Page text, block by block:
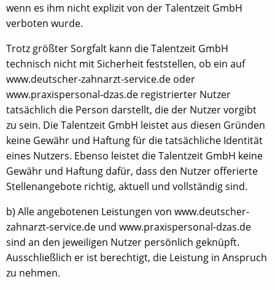
wenn es ihm nicht explizit von der Talentzeit GmbH
verboten wurde.
Trotz größter Sorgfalt kann die Talentzeit GmbH
technisch nicht mit Sicherheit feststellen, ob ein auf
www.deutscher-zahnarzt-service.de oder
www.praxispersonal-dzas.de registrierter Nutzer
tatsächlich die Person darstellt, die der Nutzer vorgibt
zu sein. Die Talentzeit GmbH leistet aus diesen Gründen
keine Gewähr und Haftung für die tatsächliche Identität
eines Nutzers. Ebenso leistet die Talentzeit GmbH keine
Gewähr und Haftung dafür, dass den Nutzer offerierte
Stellenangebote richtig, aktuell und vollständig sind.
b) Alle angebotenen Leistungen von www.deutscher-
zahnarzt-service.de und www.praxispersonal-dzas.de
sind an den jeweiligen Nutzer persönlich geknüpft.
Ausschließlich er ist berechtigt, die Leistung in Anspruch
zu nehmen.